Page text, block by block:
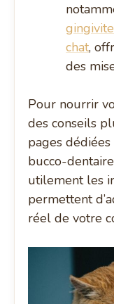
chat,
des
Pour nourrir
des conseils
pages dédiées
bucco-
utilement les
permettent
réel de votre